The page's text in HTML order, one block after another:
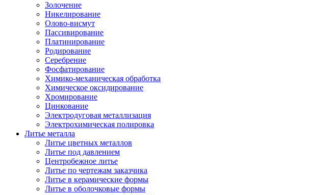
Золочение
Никелирование
Олово-висмут
Пассивирование
Платинирование
Родирование
Серебрение
Фосфатирование
Химико-механическая обработка
Химическое оксидирование
Хромирование
Цинкование
Электродуговая металлизация
Электрохимическая полировка
Литье металла
Литье цветных металлов
Литье под давлением
Центробежное литье
Литье по чертежам заказчика
Литье в керамические формы
Литье в оболочковые формы